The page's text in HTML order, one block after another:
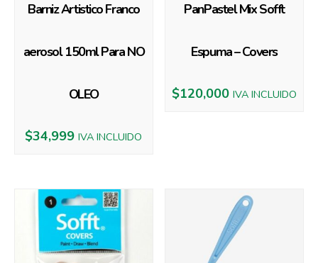
Barniz Artistico Franco
aerosol 150ml Para NO
OLEO
$34,999 IVA INCLUIDO
PanPastel Mix Sofft
Espuma – Covers
$120,000 IVA INCLUIDO